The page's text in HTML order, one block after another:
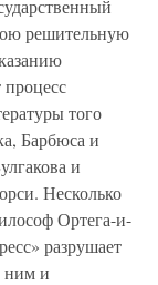
решительную
процесс
того
Барбюса и
и
Несколько
Ортега-и-
разрушает
ним и